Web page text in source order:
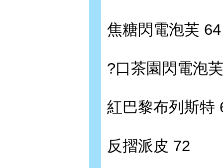
焦糖閃電泡芙 64
?口茶園閃電泡
紅巴黎布列斯特
反摺派皮 72